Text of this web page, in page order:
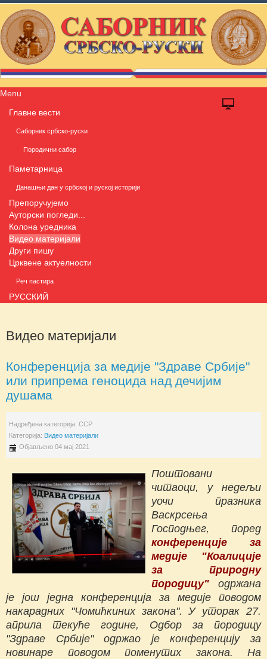
Menu
Главне вести
Саборник србско-руски
Породични сабор
Паметарница
Данашњи дан у србској и руској историји
Препоручујемо
Ауторски погледи...
Колона уредника
Видео материјали
Други пишу
Црквене актуелности
Реч пастира
РУССКИЙ
Видео материјали
Конференција за медије "Здраве Србије"
или припрема геноцида над дечијим
душама
Надређена категорија: ССР
Категорија: Видео материјали
Објављено 04 мај 2021
Поштовани
читаоци, у недељи
уочи празника
Васкрсења
Господњег, поред
конференције за
медије "Коалиције
за природну
породицу" одржана
је још једна конференција за медије поводом
накарадних "Чомићкиних закона". У уторак 27.
априла текуће године, Одбор за породицу
"Здраве Србије" одржао је конференцију за
новинаре поводом поменутих закона. На